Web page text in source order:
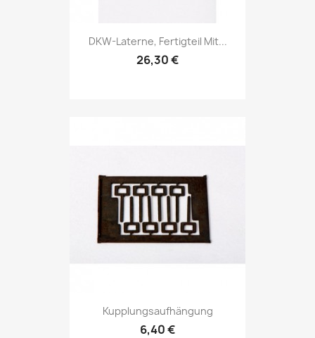
DKW-Laterne, Fertigteil Mit...
26,30 €
Kupplungsaufhängung
6,40 €